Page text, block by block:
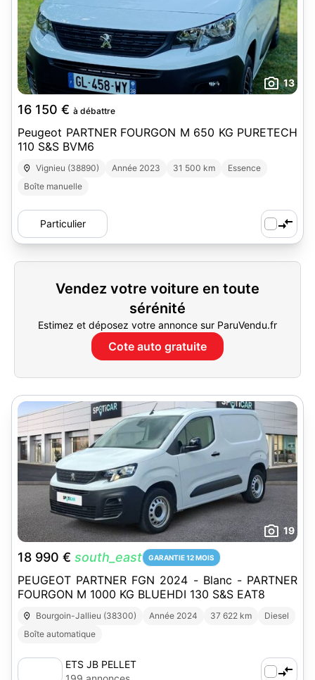
13
16 150 € à débattre
Peugeot PARTNER FOURGON M 650 KG PURETECH
110 S&S BVM6
Vignieu (38890) Année 2023 31 500 km
Essence
Boîte manuelle
Particulier
Vendez votre voiture en toute
sérénité
Estimez et déposez votre annonce sur ParuVendu.fr
Cote auto gratuite
19
18 990 € south_east GARANTIE 12 MOIS
PEUGEOT PARTNER FGN 2024 - Blanc - PARTNER
FOURGON M 1000 KG BLUEHDI 130 S&S EAT8
Bourgoin-Jallieu (38300) Année 2024 37 622 km
Diesel
Boîte automatique
ETS JB PELLET